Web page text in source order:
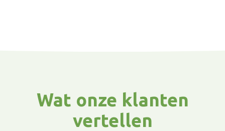
Wat onze klanten
vertellen